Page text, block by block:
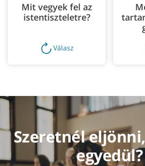
Mit vegyek fel az
istentiszteletre?
Válasz
Szeretnél
egyedül?